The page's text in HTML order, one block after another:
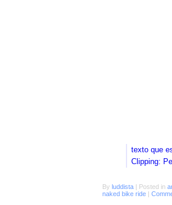
texto que
Clipping:
By luddista | Posted in
naked bike ride |